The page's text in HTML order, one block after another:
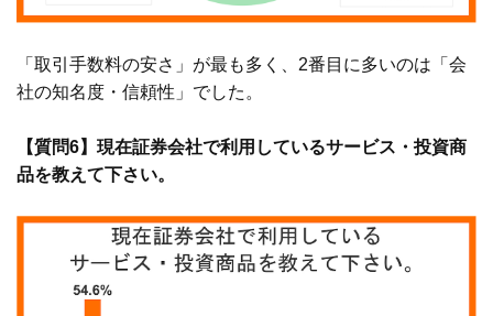
「取引手数料の安さ」が最も多く、2番目に多いのは「会
社の知名度・信頼性」でした。
【質問6】現在証券会社で利用しているサービス・投資商
品を教えて下さい。